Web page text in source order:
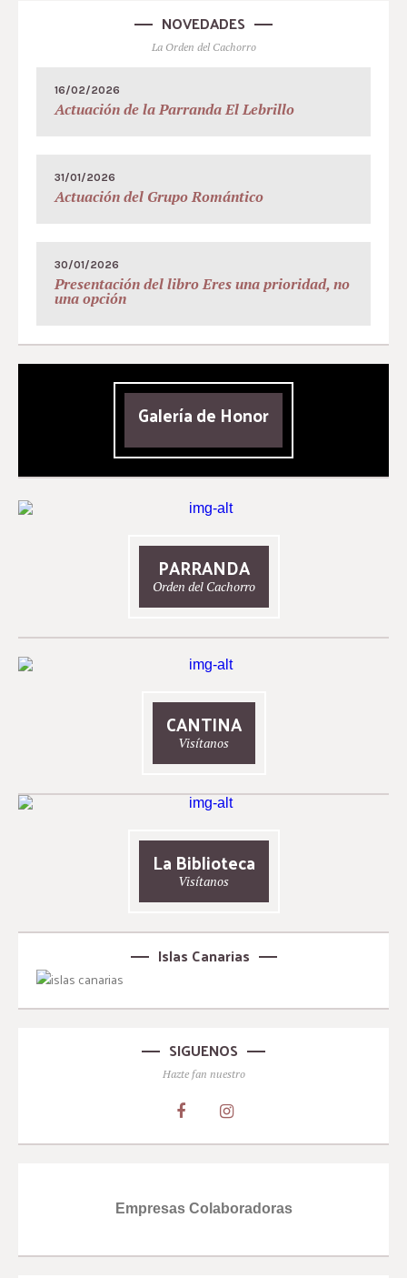
NOVEDADES
La Orden del Cachorro
16/02/2026
Actuación de la Parranda El Lebrillo
31/01/2026
Actuación del Grupo Romántico
30/01/2026
Presentación del libro Eres una prioridad, no
una opción
Galería de Honor
PARRANDA
Orden del Cachorro
CANTINA
Visítanos
La Biblioteca
Visítanos
Islas Canarias
SIGUENOS
Hazte fan nuestro
Empresas Colaboradoras